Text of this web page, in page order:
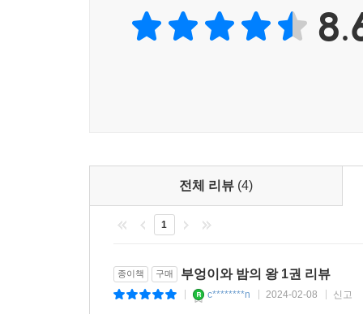
전체 리뷰 (4)
1
종이책 구매 부엉이와 밤의 왕 1권 리뷰
c********n 2024-02-08 신고